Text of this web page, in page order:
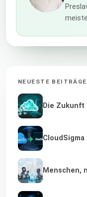
NEUESTE BEITRÄGE
Die
Menschen,